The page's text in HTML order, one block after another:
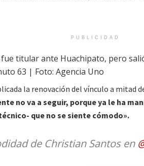
PUBLICIDAD
la renovación del vínculo a mitad
no va a seguir, porque ya le ha
que no se siente cómodo».
de Christian Santos en